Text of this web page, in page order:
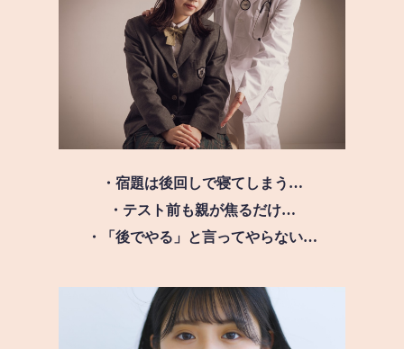
・宿題は後回しで寝てしまう…
・テスト前も親が焦るだけ…
・「後でやる」と言ってやらない…